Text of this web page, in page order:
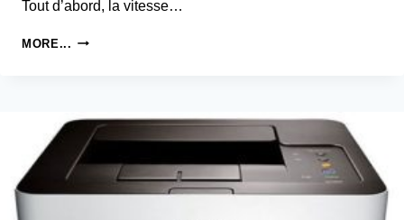
Tout d’abord, la vitesse…
MORE... SAMSUNG
LOGICIEL